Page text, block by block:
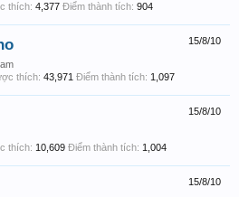
thích: 4,377 Điểm thành tích: 904
15/8/10
thích: 43,971 Điểm thành tích: 1,097
15/8/10
thích: 10,609 Điểm thành tích: 1,004
15/8/10